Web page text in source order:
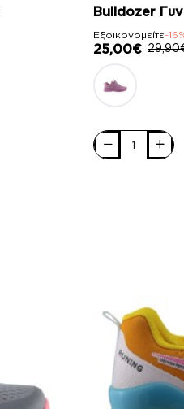
Bulldozer
Εξοικονομείτε-
25,00€
Bulldozer
Γυναικεία